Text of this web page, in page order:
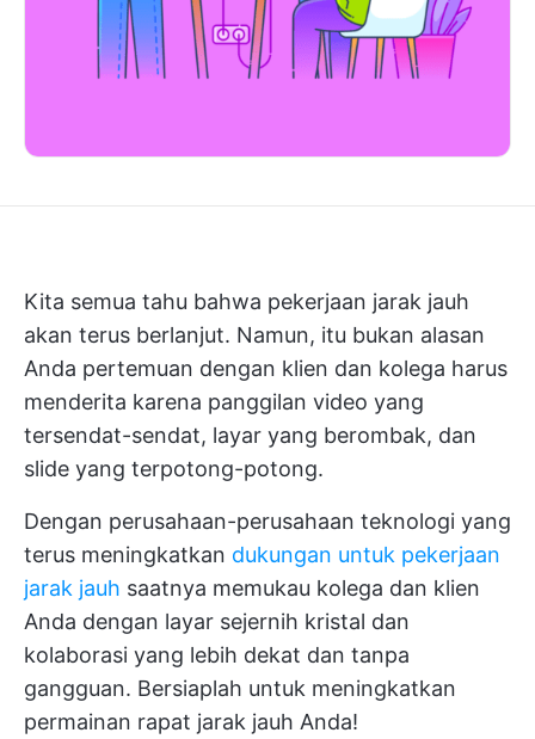
Kita semua tahu bahwa pekerjaan jarak jauh
akan terus berlanjut. Namun, itu bukan alasan
Anda pertemuan dengan klien dan kolega harus
menderita karena panggilan video yang
tersendat-sendat, layar yang berombak, dan
slide yang terpotong-potong.
Dengan perusahaan-perusahaan teknologi yang
terus meningkatkan dukungan untuk pekerjaan
jarak jauh saatnya memukau kolega dan klien
Anda dengan layar sejernih kristal dan
kolaborasi yang lebih dekat dan tanpa
gangguan. Bersiaplah untuk meningkatkan
permainan rapat jarak jauh Anda!